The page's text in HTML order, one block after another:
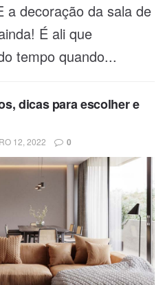
a decoração da sala de
É ali que
tempo quando...
dicas para escolher e
12, 2022 0